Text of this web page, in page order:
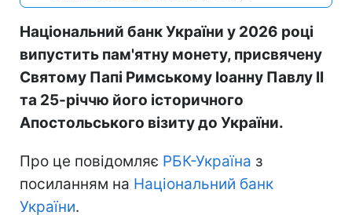
Національний банк України у 2026 році
випустить пам'ятну монету, присвячену
Святому Папі Римському Іоанну Павлу II
та 25-річчю його історичного
Апостольського візиту до України.
Про це повідомляє РБК-Україна з
посиланням на Національний банк
України.